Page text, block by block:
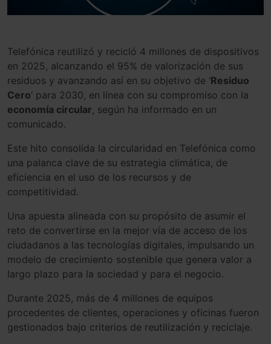
Telefónica reutilizó y recicló 4 millones de dispositivos
en 2025, alcanzando el 95% de valorización de sus
residuos y avanzando así en su objetivo de ‘Residuo
Cero‘ para 2030, en línea con su compromiso con la
economía circular, según ha informado en un
comunicado.
Este hito consolida la circularidad en Telefónica como
una palanca clave de su estrategia climática, de
eficiencia en el uso de los recursos y de
competitividad.
Una apuesta alineada con su propósito de asumir el
reto de convertirse en la mejor vía de acceso de los
ciudadanos a las tecnologías digitales, impulsando un
modelo de crecimiento sostenible que genera valor a
largo plazo para la sociedad y para el negocio.
Durante 2025, más de 4 millones de equipos
procedentes de clientes, operaciones y oficinas fueron
gestionados bajo criterios de reutilización y reciclaje.